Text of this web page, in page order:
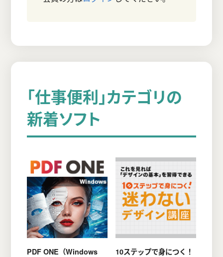
「仕事便利」カテゴリの
新着ソフト
PDF ONE（Windows
10ステップで身につく！